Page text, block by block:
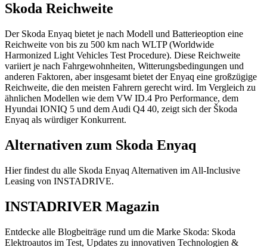
Skoda Reichweite
Der Skoda Enyaq bietet je nach Modell und Batterieoption eine
Reichweite von bis zu 500 km nach WLTP (Worldwide
Harmonized Light Vehicles Test Procedure). Diese Reichweite
variiert je nach Fahrgewohnheiten, Witterungsbedingungen und
anderen Faktoren, aber insgesamt bietet der Enyaq eine großzügige
Reichweite, die den meisten Fahrern gerecht wird. Im Vergleich zu
ähnlichen Modellen wie dem VW ID.4 Pro Performance, dem
Hyundai IONIQ 5 und dem Audi Q4 40, zeigt sich der Škoda
Enyaq als würdiger Konkurrent.
Alternativen zum Skoda Enyaq
Hier findest du alle Skoda Enyaq Alternativen im All-Inclusive
Leasing von INSTADRIVE.
INSTADRIVER Magazin
Entdecke alle Blogbeiträge rund um die Marke Skoda: Skoda
Elektroautos im Test, Updates zu innovativen Technologien &